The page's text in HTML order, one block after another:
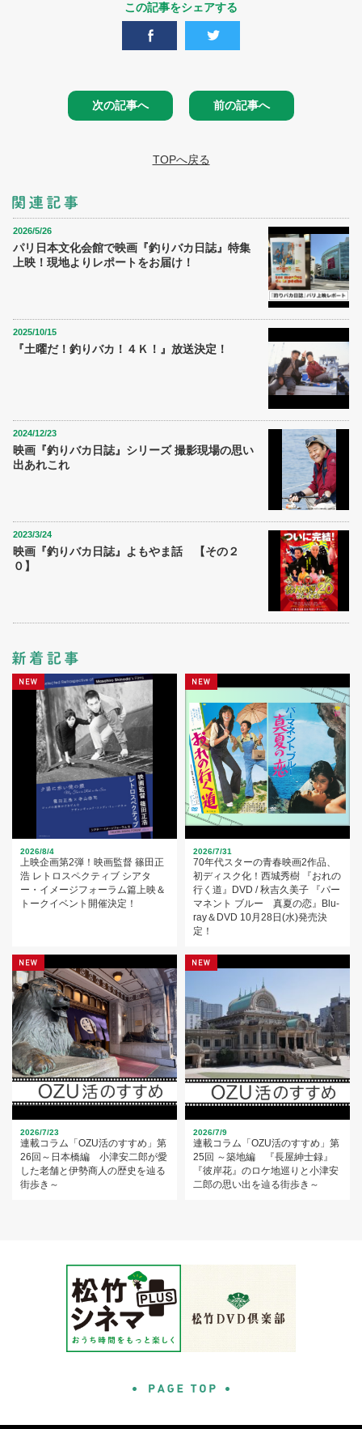
この記事をシェアする
次の記事へ 前の記事へ
TOPへ戻る
2026/5/26
パリ日本文化会館で映画『釣りバカ日誌』特集
上映！現地よりレポートをお届け！
2025/10/15
『土曜だ！釣りバカ！４Ｋ！』放送決定！
2024/12/23
映画『釣りバカ日誌』シリーズ 撮影現場の思い
出あれこれ
2023/3/24
映画『釣りバカ日誌』よもやま話 【その２
０】
2026/8/4
上映企画第2弾！映画監督 篠田正
浩 レトロスペクティブ シアタ
ー・イメージフォーラム篇上映＆
トークイベント開催決定！
2026/7/31
70年代スターの青春映画2作品、
初ディスク化！西城秀樹 『おれの
行く道』DVD / 秋吉久美子 『パー
マネント ブルー 真夏の恋』Blu-
ray＆DVD 10月28日(水)発売決
定！
2026/7/23
連載コラム「OZU活のすすめ」第
26回～日本橋編 小津安二郎が愛
した老舗と伊勢商人の歴史を辿る
街歩き～
2026/7/9
連載コラム「OZU活のすすめ」第
25回 ～築地編 『長屋紳士録』
『彼岸花』のロケ地巡りと小津安
二郎の思い出を辿る街歩き～